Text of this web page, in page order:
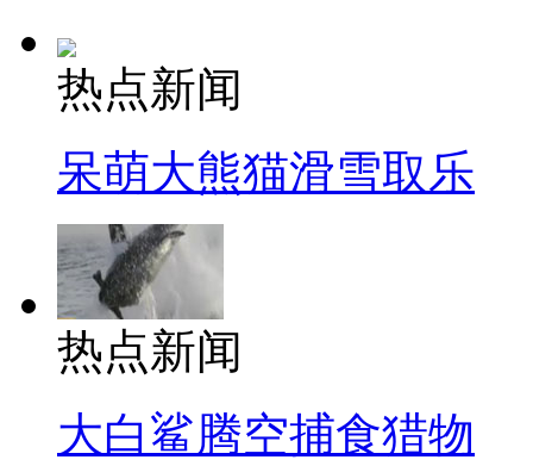
热点新闻
呆萌大熊猫滑雪取乐
热点新闻
大白鲨腾空捕食猎物